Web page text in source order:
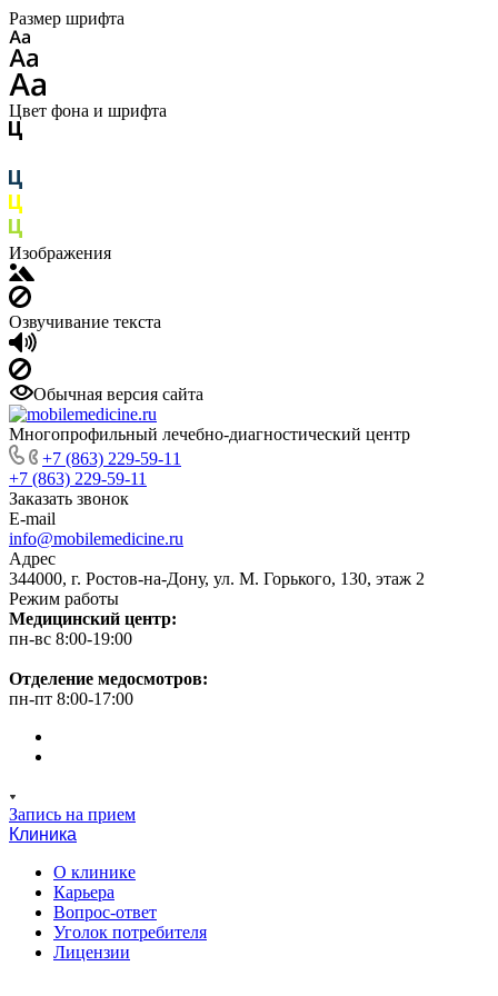
Размер шрифта
Цвет фона и шрифта
Изображения
Озвучивание текста
Обычная версия сайта
Многопрофильный лечебно-диагностический центр
+7 (863) 229-59-11
+7 (863) 229-59-11
Заказать звонок
E-mail
info@mobilemedicine.ru
Адрес
344000, г. Ростов-на-Дону, ул. М. Горького, 130, этаж 2
Режим работы
Медицинский центр:
пн-вс 8:00-19:00
Отделение медосмотров:
пн-пт 8:00-17:00
Запись на прием
Клиника
О клинике
Карьера
Вопрос-ответ
Уголок потребителя
Лицензии